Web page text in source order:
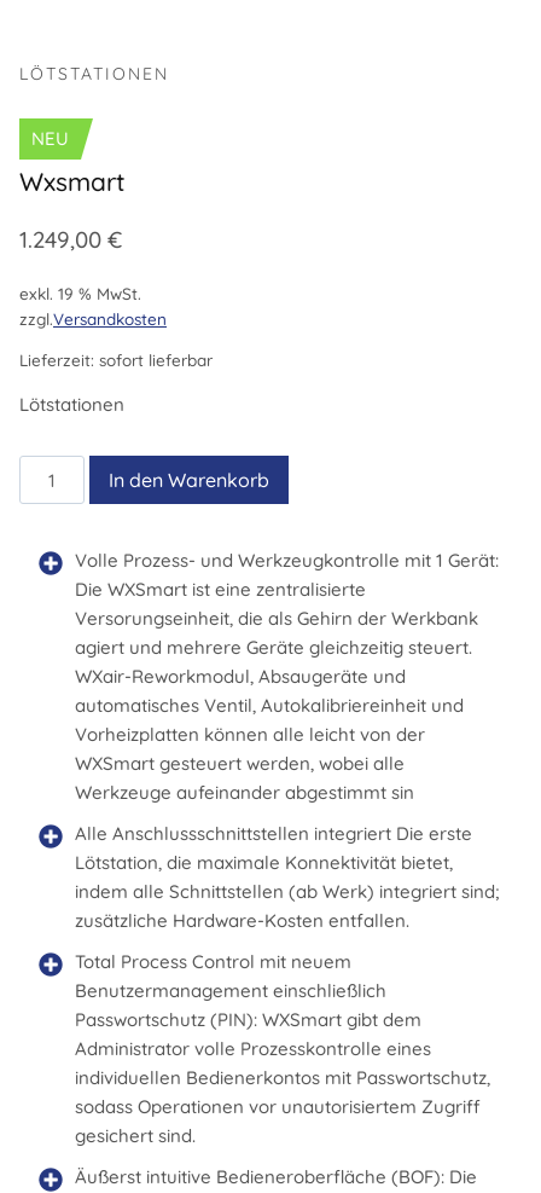
LÖTSTATIONEN
NEU
Wxsmart
1.249,00 €
exkl. 19 % MwSt.
zzgl.Versandkosten
Lieferzeit: sofort lieferbar
Lötstationen
Wxsmart
Menge
In den Warenkorb
Volle Prozess- und Werkzeugkontrolle mit 1 Gerät:
Die WXSmart ist eine zentralisierte
Versorungseinheit, die als Gehirn der Werkbank
agiert und mehrere Geräte gleichzeitig steuert.
WXair-Reworkmodul, Absaugeräte und
automatisches Ventil, Autokalibriereinheit und
Vorheizplatten können alle leicht von der
WXSmart gesteuert werden, wobei alle
Werkzeuge aufeinander abgestimmt sin
Alle Anschlussschnittstellen integriert Die erste
Lötstation, die maximale Konnektivität bietet,
indem alle Schnittstellen (ab Werk) integriert sind;
zusätzliche Hardware-Kosten entfallen.
Total Process Control mit neuem
Benutzermanagement einschließlich
Passwortschutz (PIN): WXSmart gibt dem
Administrator volle Prozesskontrolle eines
individuellen Bedienerkontos mit Passwortschutz,
sodass Operationen vor unautorisiertem Zugriff
gesichert sind.
Äußerst intuitive Bedieneroberfläche (BOF): Die